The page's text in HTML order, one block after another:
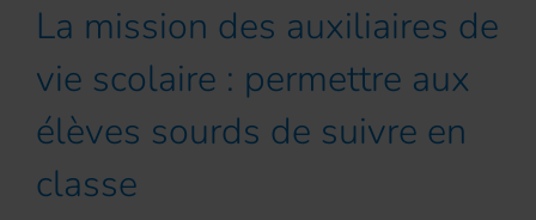
La mission des auxiliaires de
vie scolaire : permettre aux
élèves sourds de suivre en
classe